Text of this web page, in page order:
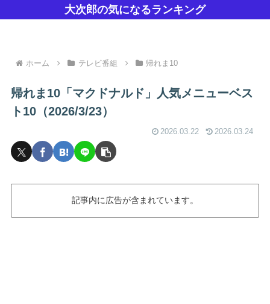
大次郎の気になるランキング
ホーム テレビ番組 帰れま10
帰れま10「マクドナルド」人気メニューベス
ト10（2026/3/23）
2026.03.22 2026.03.24
記事内に広告が含まれています。